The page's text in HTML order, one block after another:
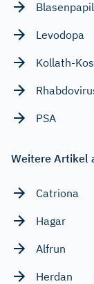
Levodopa
Kollath-
PSA
Weitere Artikel
Catriona
Hagar
Alfrun
Herdan